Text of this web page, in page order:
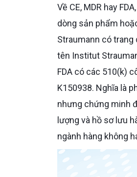
Về CE, MDR hay FDA, Chú cũng nên hiểu đúng là đây là lớp chứng nhận hoặc chấp thuận ở cấp sản phẩm,
dòng sản phẩm
Straumann có trang
tên Institut
FDA có các 510(k)
K150938. Nghĩa là
nhưng chứng minh
lượng và hồ sơ lưu
ngành hàng không